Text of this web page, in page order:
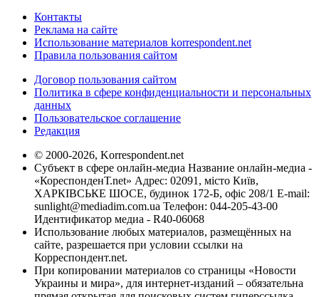
Контакты
Реклама на сайте
Использование материалов korrespondent.net
Правила пользования сайтом
Договор пользования сайтом
Политика в сфере конфиденциальности и персональных
данных
Пользовательское соглашение
Редакция
© 2000-2026, Korrespondent.net
Субъект в сфере онлайн-медиа Название онлайн-медиа -
«КореспонденТ.net» Адрес: 02091, місто Київ,
ХАРКІВСЬКЕ ШОСЕ, будинок 172-Б, офіс 208/1 E-mail:
sunlight@mediadim.com.ua Телефон: 044-205-43-00
Идентификатор медиа - R40-06068
Использование любых материалов, размещённых на
сайте, разрешается при условии ссылки на
Корреспондент.net.
При копировании материалов со страницы «Новости
Украины и мира», для интернет-изданий – обязательна